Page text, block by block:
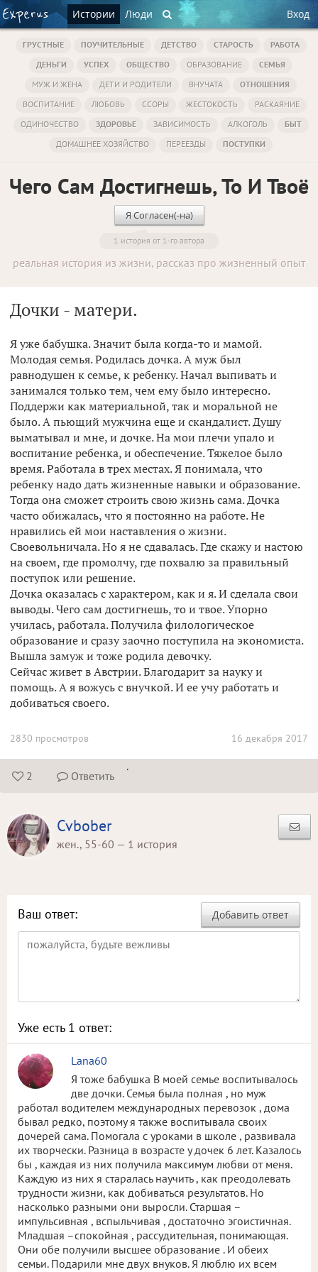
Истории Люди Вход
ГРУСТНЫЕ ПОУЧИТЕЛЬНЫЕ ДЕТСТВО СТАРОСТЬ
РАБОТА
ДЕНЬГИ
УСПЕХ ОБЩЕСТВО ОБРАЗОВАНИЕ
СЕМЬЯ
МУЖ И ЖЕНА
ДЕТИ И РОДИТЕЛИ ВНУЧАТА
ОТНОШЕНИЯ
ВОСПИТАНИЕ
ЛЮБОВЬ ССОРЫ ЖЕСТОКОСТЬ
РАСКАЯНИЕ
ОДИНОЧЕСТВО
ЗДОРОВЬЕ ЗАВИСИМОСТЬ АЛКОГОЛЬ
БЫТ
ДОМАШНЕЕ ХОЗЯЙСТВО
ПЕРЕЕЗДЫ ПОСТУПКИ
Чего Сам Достигнешь, То И Твоё
Я Согласен(-на)
1 история от 1-го автора
реальная история из жизни, рассказ про жизненный опыт
Дочки - матери.
Я уже бабушка. Значит была когда-то и мамой.
Молодая семья. Родилась дочка. А муж был
равнодушен к семье, к ребенку. Начал выпивать и
занимался только тем, чем ему было интересно.
Поддержи как материальной, так и моральной не
было. А пьющий мужчина еще и скандалист. Душу
выматывал и мне, и дочке. На мои плечи упало и
воспитание ребенка, и обеспечение. Тяжелое было
время. Работала в трех местах. Я понимала, что
ребенку надо дать жизненные навыки и образование.
Тогда она сможет строить свою жизнь сама. Дочка
часто обижалась, что я постоянно на работе. Не
нравились ей мои наставления о жизни.
Своевольничала. Но я не сдавалась. Где скажу и настою
на своем, где промолчу, где похвалю за правильный
поступок или решение.
Дочка оказалась с характером, как и я. И сделала свои
выводы. Чего сам достигнешь, то и твое. Упорно
училась, работала. Получила филологическое
образование и сразу заочно поступила на экономиста.
Вышла замуж и тоже родила девочку.
Сейчас живет в Австрии. Благодарит за науку и
помощь. А я вожусь с внучкой. И ее учу работать и
добиваться своего.
16 декабря 2017
2830 просмотров
 2  Ответить
.
Cvbober
жен., 55-60 — 1 история
Добавить ответ
Ваш ответ:
Уже есть 1 ответ:
Lana60
Я тоже бабушка В моей семье воспитывалось
две дочки. Семья была полная , но муж
работал водителем международных перевозок , дома
бывал редко, поэтому я также воспитывала своих
дочерей сама. Помогала с уроками в школе , развивала
их творчески. Разница в возрасте у дочек 6 лет. Казалось
бы , каждая из них получила максимум любви от меня.
Каждую из них я старалась научить , как преодолевать
трудности жизни, как добиваться результатов. Но
насколько разными они выросли. Старшая –
импульсивная , вспыльчивая , достаточно эгоистичная.
Младшая –спокойная , рассудительная, понимающая.
Они обе получили высшее образование . И обеих
семьи. Подарили мне двух внуков. Я люблю их всем